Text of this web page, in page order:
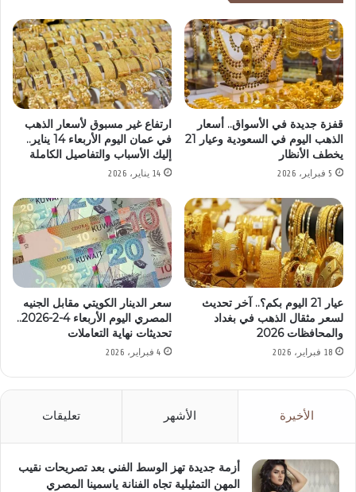
قفزة جديدة في الأسواق.. أسعار
الذهب اليوم في السعودية وعيار 21
يخطف الأنظار
5 فبراير، 2026
ارتفاع غير مسبوق لأسعار الذهب
في عمان اليوم الأربعاء 14 يناير..
إليك الأسباب والتفاصيل الكاملة
14 يناير، 2026
عيار 21 اليوم بكم؟.. آخر تحديث
لسعر مثقال الذهب في بغداد
والمحافظات 2026
18 فبراير، 2026
سعر الدينار الكويتي مقابل الجنيه
المصري اليوم الأربعاء 4-2-2026..
تحديثات نهاية التعاملات
4 فبراير، 2026
الأخيرة الأشهر تعليقات
أزمة جديدة تهز الوسط الفني بعد تصريحات نقيب
المهن التمثيلية تجاه الفنانة ياسمينا المصري